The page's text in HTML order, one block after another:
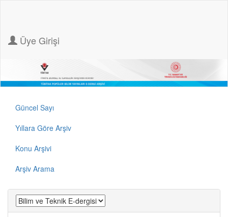
Üye Girişi
Güncel Sayı
Yıllara Göre Arşiv
Konu Arşivi
Arşiv Arama